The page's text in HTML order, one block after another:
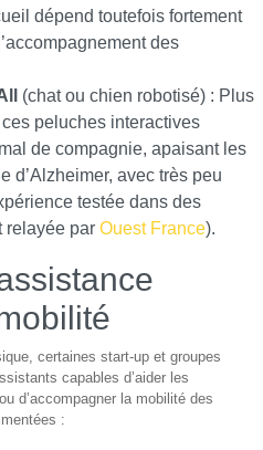
dépend toutefois fortement
des
(chat ou chien robotisé) : Plus
peluches interactives
de compagnie, apaisant les
d’Alzheimer, avec très peu
testée dans des
relayée par Ouest France).
certaines start-up et groupes
capables d’aider les
d’accompagner la mobilité des
: